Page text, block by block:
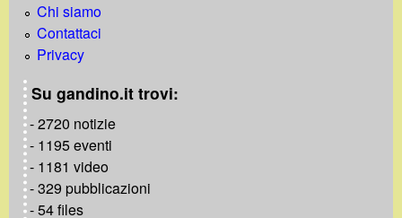
Chi siamo
Contattaci
Privacy
Su gandino.it trovi:
- 2720 notizie
- 1195 eventi
- 1181 video
- 329 pubblicazioni
- 54 files